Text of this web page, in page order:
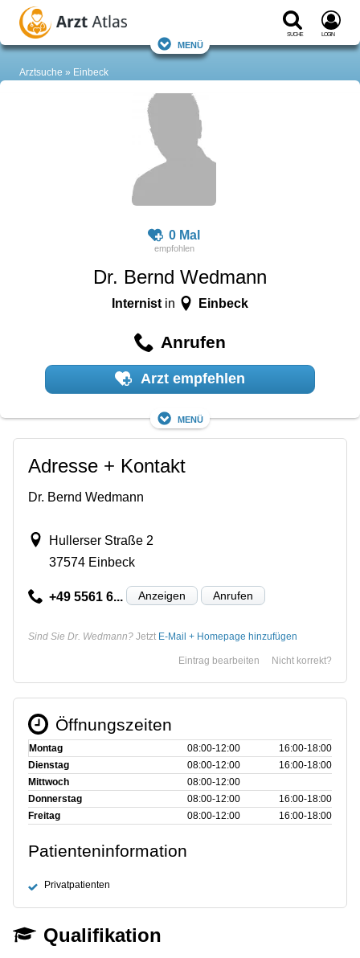
Suche Login
Menü
Arztsuche Einbeck
0 Mal
Dr. Bernd Wedmann
Internistin Einbeck
Anrufen
Arzt empfehlen
Menü
Adresse + Kontakt
Dr. Bernd Wedmann
Hullerser Straße 2
37574 Einbeck
+49 5561 6... Anzeigen Anrufen
Sind Sie Dr. Wedmann? Jetzt E-Mail + Homepage hinzufügen
Nicht korrekt?
Eintrag bearbeiten
Öffnungszeiten
Montag 08:00‑12:00
16:00‑18:00
Dienstag
08:00‑12:00
16:00‑18:00
Mittwoch
08:00‑12:00
Donnerstag
08:00‑12:00
16:00‑18:00
Freitag
08:00‑12:00 16:00‑18:00
Patienteninformation
Privatpatienten
Qualifikation